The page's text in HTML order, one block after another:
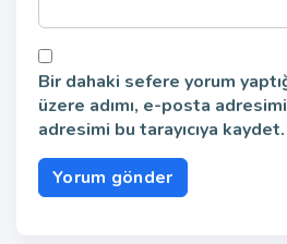
Bir dahaki sefere yorum
üzere adımı, e-posta
adresimi bu tarayıcıya kaydet.